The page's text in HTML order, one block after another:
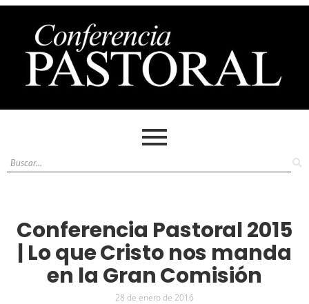
Conferencia Pastoral 2015
| Lo que Cristo nos manda
en la Gran Comisión
28 de enero de 2016